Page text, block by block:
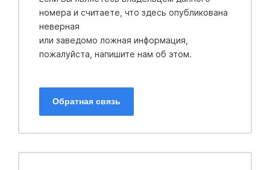
номера и считаете, что здесь опубликована
неверная
или заведомо ложная информация,
пожалуйста, напишите нам об этом.
Обратная связь